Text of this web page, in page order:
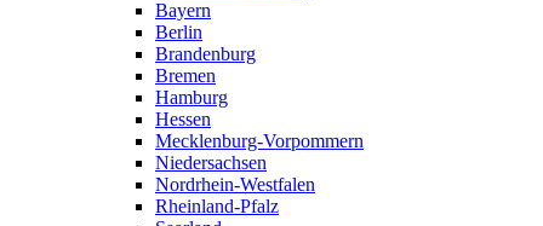
Bayern
Berlin
Brandenburg
Bremen
Hamburg
Hessen
Mecklenburg-Vorpommern
Niedersachsen
Nordrhein-Westfalen
Rheinland-Pfalz